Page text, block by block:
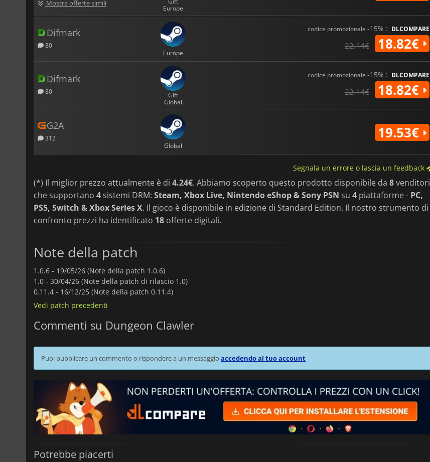
Mostra offerte simili
Europe
Difmark
80
Europe
codice promozionale -15% : DLCOMPARE
22.14€ 18.82€
Difmark
80
Gift
Global
codice promozionale -15% : DLCOMPARE
22.14€ 18.82€
G2A
312
Global
19.53€
Segnala un errore o lascia un feedback
(*) Il miglior prezzo attualmente è di 4.24€. Abbiamo scoperto questo prodotto disponibile da 8venditori
che supportano 4 sistemi DRM: Steam, Xbox Live, Nintendo eShop & Sony PSN su 4 piattaforme - PC,
PS5, Switch & Xbox Series X. Il gioco è disponibile in edizione di Standard Edition. Il nostro strumento di
confronto prezzi ha identificato 18 offerte digitali.
Note della patch
1.0.6 - 19/05/26 (Note della patch 1.0.6)
1.0 - 30/04/26 (Note della patch di rilascio 1.0)
0.11.4 - 16/12/25 (Note della patch 0.11.4)
Vedi patch precedenti
Commenti su Dungeon Clawler
Puoi pubblicare un commento o rispondere a un messaggio accedendo al tuo account
Potrebbe piacerti